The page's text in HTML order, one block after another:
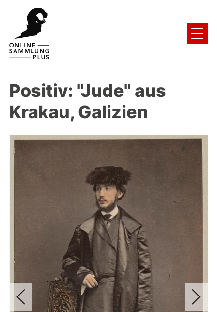
Positiv: "Jude" aus
Krakau, Galizien